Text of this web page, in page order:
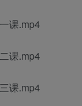
课.mp4
课.mp4
课.mp4